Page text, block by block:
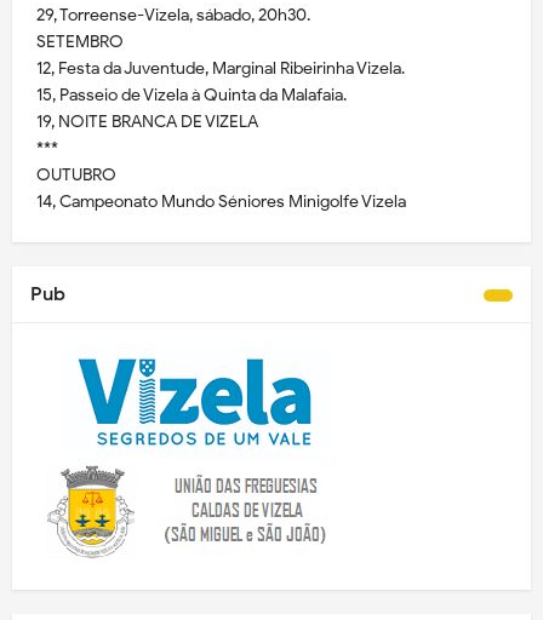
29, Torreense-Vizela, sábado, 20h30.
SETEMBRO
12, Festa da Juventude, Marginal Ribeirinha Vizela.
15, Passeio de Vizela à Quinta da Malafaia.
19, NOITE BRANCA DE VIZELA
***
OUTUBRO
14, Campeonato Mundo Séniores Minigolfe Vizela
Pub